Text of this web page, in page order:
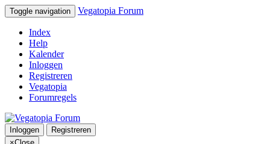
Toggle navigation Vegatopia Forum
Index
Help
Kalender
Inloggen
Registreren
Vegatopia
Forumregels
Inloggen
Registreren